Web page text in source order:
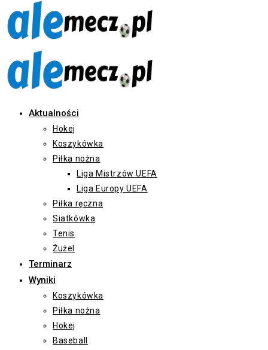
Aktualności
Hokej
Koszykówka
Piłka nożna
Liga Mistrzów UEFA
Liga Europy UEFA
Piłka ręczna
Siatkówka
Tenis
Żużel
Terminarz
Wyniki
Koszykówka
Piłka nożna
Hokej
Baseball